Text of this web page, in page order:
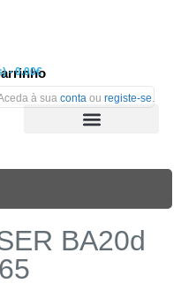
- 0.00€
à sua conta ou registe-se.
BA20d